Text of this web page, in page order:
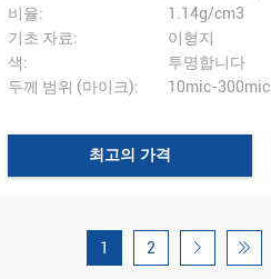
비율:
1.14g/cm3
기초 자료:
이형지
색:
투명합니다
두께 범위 (마이크):
10mic-300mic
최고의 가격
1 2